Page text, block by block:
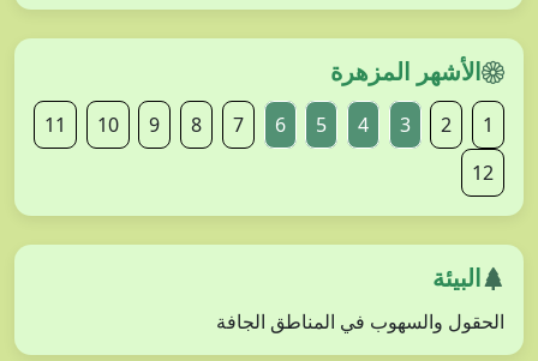
الأشهر المزهرة
1
2
3
4
5
6
7
8
9
10
11
12
البيئة
الحقول والسهوب في المناطق الجافة